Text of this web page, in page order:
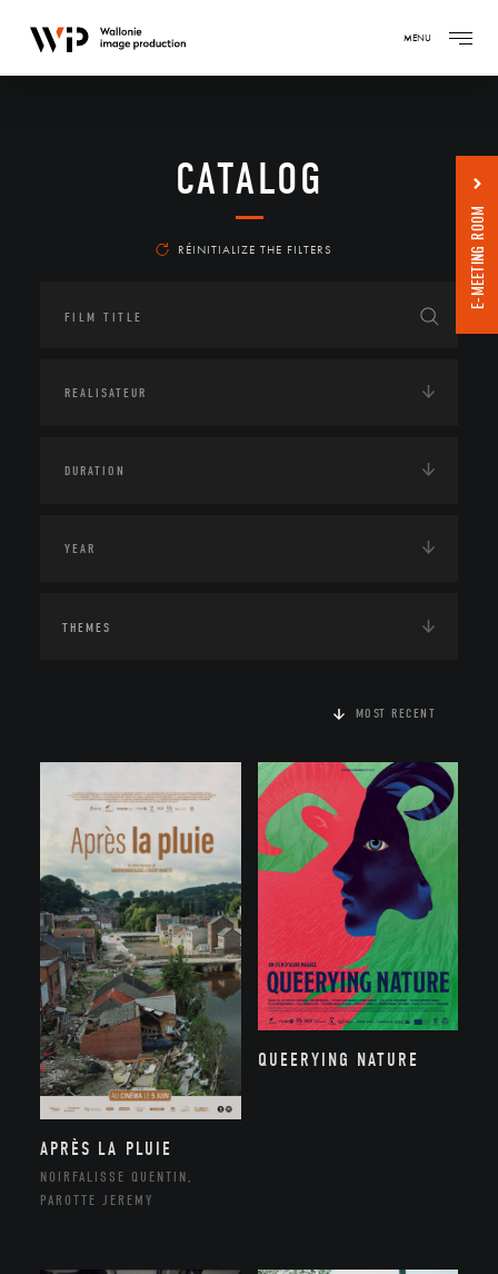
MENU
CATALOG
RÉINITIALIZE THE FILTERS
THEMES
MOST RECENT
APRÈS LA PLUIE
NOIRFALISSE QUENTIN,
PAROTTE JEREMY
QUEERYING NATURE
E-MEETING ROOM